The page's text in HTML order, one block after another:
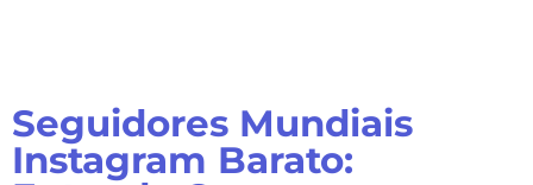
Seguidores Mundiais
Instagram Barato: